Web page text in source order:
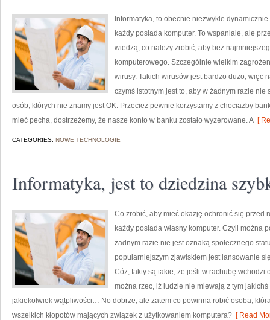
Informatyka, to obecnie niezwykle
każdy posiada komputer. To wspaniale, ale
wiedzą, co należy zrobić, aby bez
komputerowego. Szczególnie wielkim
wirusy. Takich wirusów jest bardzo dużo, więc
czymś istotnym jest to, aby w żadnym razie
osób, których nie znamy jest OK. Przecież pewnie korzystamy z chociażby
mieć pecha, dostrzeżemy, że nasze konto w banku zostało wyzerowane. A [
CATEGORIES: NOWE TECHNOLOGIE
Informatyka, jest to dziedzina
Co zrobić, aby mieć okazję ochronić się przed
każdy posiada własny komputer. Czyli można
żadnym razie nie jest oznaką społecznego
popularniejszym zjawiskiem jest lansowanie
Cóż, fakty są takie, że jeśli w rachubę
można rzec, iż ludzie nie miewają z tym
jakiekolwiek wątpliwości… No dobrze, ale zatem co powinna robić osoba,
wszelkich kłopotów mających związek z użytkowaniem komputera? [ Read